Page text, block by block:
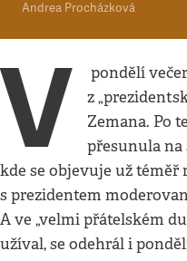
Andrea Procházková
V
pondělí
z
Zemana. Po
přesunula na
kde se objevuje už téměř
s prezidentem
A ve „velmi přátelském
užíval, se odehrál i